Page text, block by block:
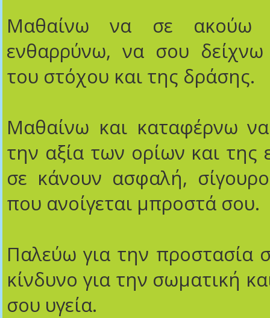
Μαθαίνω να σε ακούω
ενθαρρύνω, να σου
του στόχου και της δράσης.
Μαθαίνω και καταφέρνω
την αξία των ορίων και της
σε κάνουν ασφαλή,
που ανοίγεται μπροστά σου.
Παλεύω για την προστασία
κίνδυνο για την σωματική
σου υγεία.